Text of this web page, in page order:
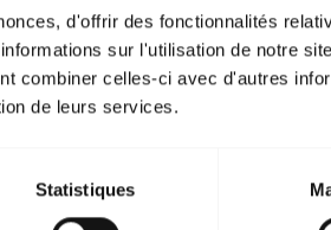
d'offrir des fonctionnalités
sur l'utilisation de notre
combiner celles-ci avec d'autres
de leurs services.
Statistiques